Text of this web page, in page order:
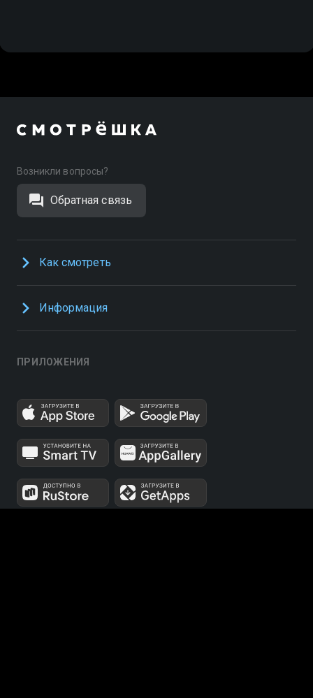
Возникли вопросы?
Обратная связь
Как смотреть
Информация
ПРИЛОЖЕНИЯ